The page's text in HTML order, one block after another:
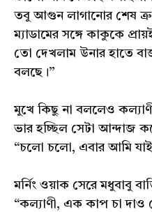
তবু আগুন লাগানোর শেষ
ম্যাডামের সঙ্গে কাকুকে
তো দেখলাম উনার হাতে
বলছে।”
মুখে কিছু না বললেও
ভার হচ্ছিল সেটা আন্দাজ
“চলো চলো, এবার আমি
মর্নিং ওয়াক সেরে মধুবাবু
“কল্যাণী, এক কাপ চা দাও